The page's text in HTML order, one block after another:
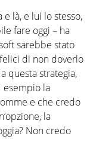
là, e lui lo stesso,
fare oggi – ha
sarebbe stato
di non doverlo
questa strategia,
esempio la
e che credo
la
Non credo